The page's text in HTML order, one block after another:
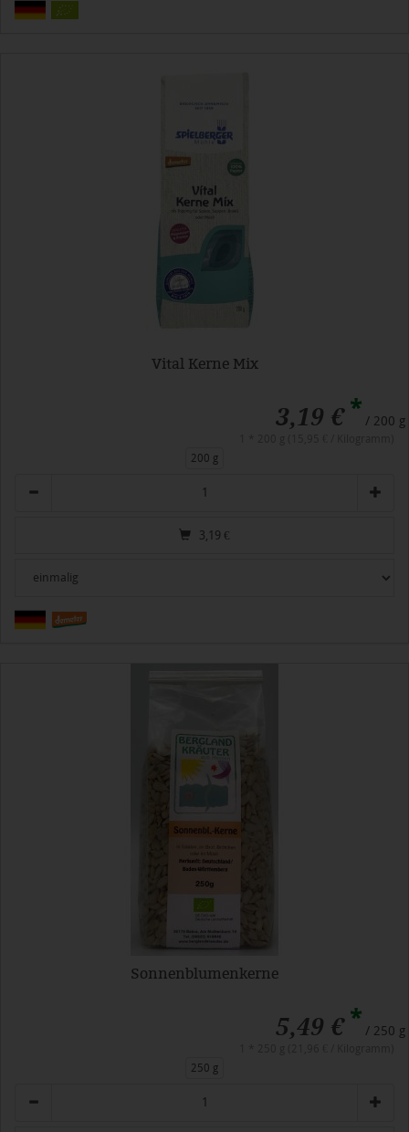
Vital Kerne Mix
3,19 €* / 200 g
200 g
3,19 €
Sonnenblumenkerne
5,49 €* / 250 g
250 g